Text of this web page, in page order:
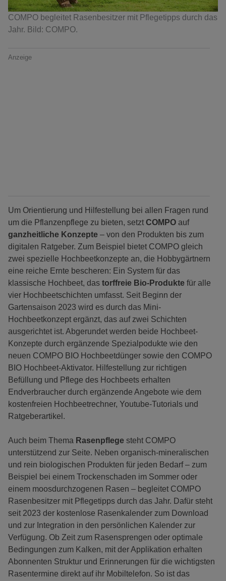
COMPO begleitet Rasenbesitzer mit Pflegetipps durch das
Jahr. Bild: COMPO.
Anzeige
Um Orientierung und Hilfestellung bei allen Fragen rund
um die Pflanzenpflege zu bieten, setzt COMPO auf
ganzheitliche Konzepte – von den Produkten bis zum
digitalen Ratgeber. Zum Beispiel bietet COMPO gleich
zwei spezielle Hochbeetkonzepte an, die Hobbygärtnern
eine reiche Ernte bescheren: Ein System für das
klassische Hochbeet, das torffreie Bio-Produkte für alle
vier Hochbeetschichten umfasst. Seit Beginn der
Gartensaison 2023 wird es durch das Mini-
Hochbeetkonzept ergänzt, das auf zwei Schichten
ausgerichtet ist. Abgerundet werden beide Hochbeet-
Konzepte durch ergänzende Spezialpodukte wie den
neuen COMPO BIO Hochbeetdünger sowie den COMPO
BIO Hochbeet-Aktivator. Hilfestellung zur richtigen
Befüllung und Pflege des Hochbeets erhalten
Endverbraucher durch ergänzende Angebote wie dem
kostenfreien Hochbeetrechner, Youtube-Tutorials und
Ratgeberartikel.
Auch beim Thema Rasenpflege steht COMPO
unterstützend zur Seite. Neben organisch-mineralischen
und rein biologischen Produkten für jeden Bedarf – zum
Beispiel bei einem Trockenschaden im Sommer oder
einem moosdurchzogenen Rasen – begleitet COMPO
Rasenbesitzer mit Pflegetipps durch das Jahr. Dafür steht
seit 2023 der kostenlose Rasenkalender zum Download
und zur Integration in den persönlichen Kalender zur
Verfügung. Ob Zeit zum Rasensprengen oder optimale
Bedingungen zum Kalken, mit der Applikation erhalten
Abonnenten Struktur und Erinnerungen für die wichtigsten
Rasentermine direkt auf ihr Mobiltelefon. So ist das